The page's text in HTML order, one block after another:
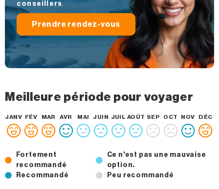
conseillers.
Prendre rendez-vous
Meilleure période pour voyager
JANV FÉV MAR AVR MAI JUIN JUIL AOÛT SEP OCT NOV DÉC
Fortement
recommandé
Recommandé
Ce n'est pas une mauvaise
option.
Peu recommandé